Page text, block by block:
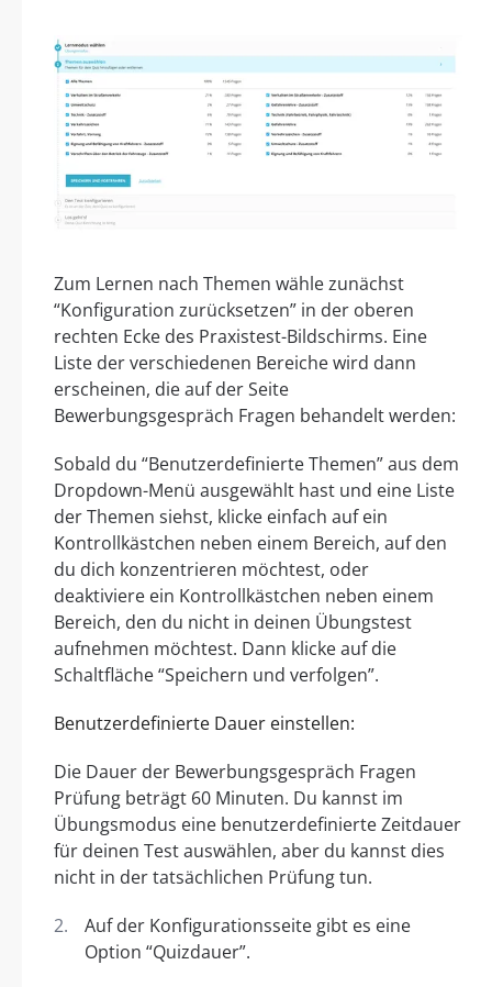
Zum Lernen nach Themen wähle zunächst
“Konfiguration zurücksetzen” in der oberen
rechten Ecke des Praxistest-Bildschirms. Eine
Liste der verschiedenen Bereiche wird dann
erscheinen, die auf der Seite
Bewerbungsgespräch Fragen behandelt werden:
Sobald du “Benutzerdefinierte Themen” aus dem
Dropdown-Menü ausgewählt hast und eine Liste
der Themen siehst, klicke einfach auf ein
Kontrollkästchen neben einem Bereich, auf den
du dich konzentrieren möchtest, oder
deaktiviere ein Kontrollkästchen neben einem
Bereich, den du nicht in deinen Übungstest
aufnehmen möchtest. Dann klicke auf die
Schaltfläche “Speichern und verfolgen”.
Benutzerdefinierte Dauer einstellen:
Die Dauer der Bewerbungsgespräch Fragen
Prüfung beträgt 60 Minuten. Du kannst im
Übungsmodus eine benutzerdefinierte Zeitdauer
für deinen Test auswählen, aber du kannst dies
nicht in der tatsächlichen Prüfung tun.
Auf der Konfigurationsseite gibt es eine
Option “Quizdauer”.